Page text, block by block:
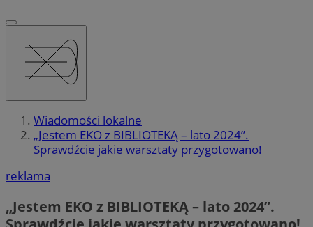
Wiadomości lokalne
„Jestem EKO z BIBLIOTEKĄ – lato 2024”.
Sprawdźcie jakie warsztaty przygotowano!
reklama
„Jestem EKO z BIBLIOTEKĄ – lato 2024”.